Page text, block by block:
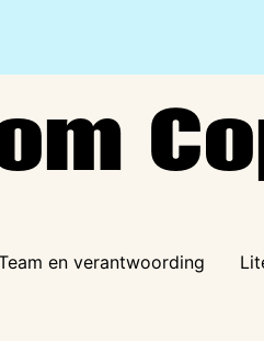
en verantwoording